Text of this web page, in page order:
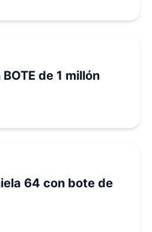
de 1 millón
64 con bote de